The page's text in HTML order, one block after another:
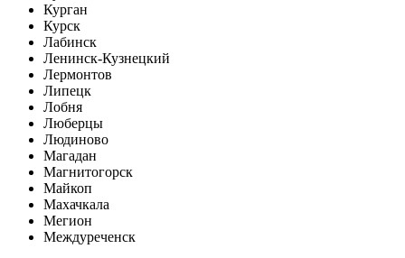
Курган
Курск
Лабинск
Ленинск-Кузнецкий
Лермонтов
Липецк
Лобня
Люберцы
Людиново
Магадан
Магнитогорск
Майкоп
Махачкала
Мегион
Междуреченск